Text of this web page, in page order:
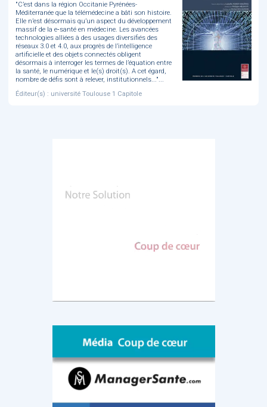
"C’est dans la région Occitanie Pyrénées-
Méditerranée que la télémédecine a bâti son histoire.
Elle n’est désormais qu’un aspect du développement
massif de la e‑santé en médecine. Les avancées
technologies alliées à des usages diversifiés des
réseaux 3.0 et 4.0, aux progrès de l’intelligence
artificielle et des objets connectés obligent
désormais à interroger les termes de l’équation entre
la santé, le numérique et le(s) droit(s). A cet égard,
nombre de défis sont à relever, institutionnels..."...
Éditeur(s) : université Toulouse 1 Capitole